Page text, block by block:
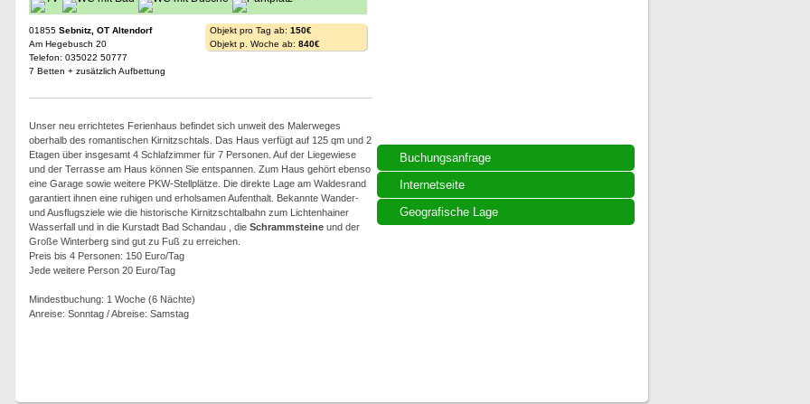
Buchungsanfrage
Internetseite
Geografische Lage
01855 Sebnitz, OT Altendorf
Am Hegebusch 20
Telefon: 035022 50777
7 Betten + zusätzlich Aufbettung
Objekt pro Tag ab: 150€
Objekt p. Woche ab: 840€
Unser neu errichtetes Ferienhaus befindet sich unweit des Malerweges
oberhalb des romantischen Kirnitzschtals. Das Haus verfügt auf 125 qm und 2
Etagen über insgesamt 4 Schlafzimmer für 7 Personen. Auf der Liegewiese
und der Terrasse am Haus können Sie entspannen. Zum Haus gehört ebenso
eine Garage sowie weitere PKW-Stellplätze. Die direkte Lage am Waldesrand
garantiert ihnen eine ruhigen und erholsamen Aufenthalt. Bekannte Wander-
und Ausflugsziele wie die historische Kirnitzschtalbahn zum Lichtenhainer
Wasserfall und in die Kurstadt Bad Schandau , die Schrammsteineund der
Große Winterberg sind gut zu Fuß zu erreichen.
Preis bis 4 Personen: 150 Euro/Tag
Jede weitere Person 20 Euro/Tag
Mindestbuchung: 1 Woche (6 Nächte)
Anreise: Sonntag / Abreise: Samstag